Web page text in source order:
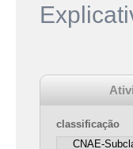
classificação